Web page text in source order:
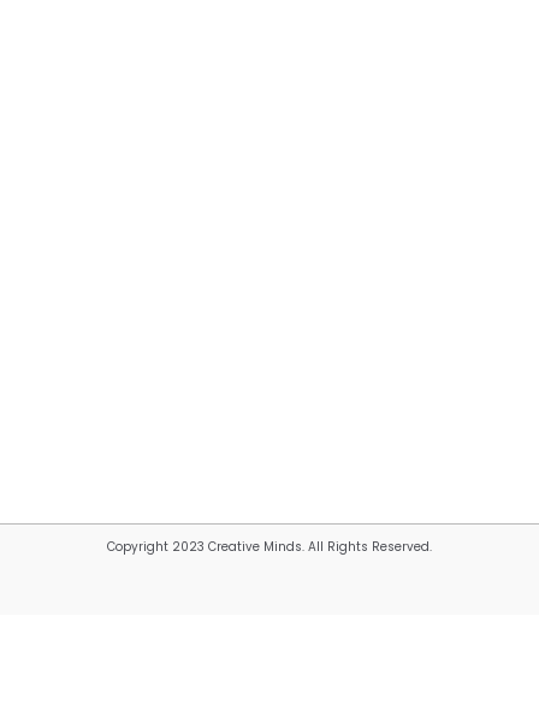
Copyright 2023 Creative Minds. All Rights Reserved.